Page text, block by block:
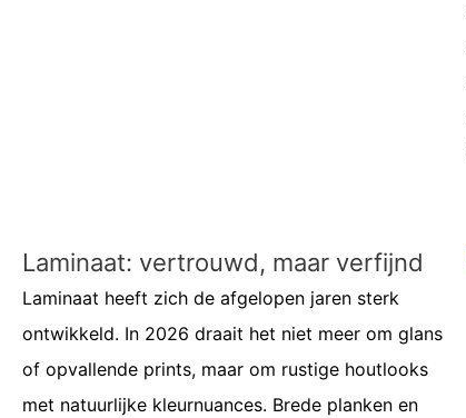
Laminaat: vertrouwd, maar verfijnd
Laminaat heeft zich de afgelopen jaren sterk
ontwikkeld. In 2026 draait het niet meer om glans
of opvallende prints, maar om rustige houtlooks
met natuurlijke kleurnuances. Brede planken en